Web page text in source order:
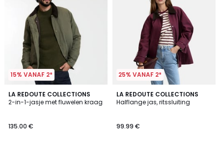
15% VANAF 2*
LA REDOUTE COLLECTIONS
2-in-1-jasje met fluwelen kraag
135.00 €
25% VANAF 2*
LA REDOUTE COLLECTIONS
Halflange jas, ritssluiting
99.99 €
4.7
/ 5
2
Kleuren